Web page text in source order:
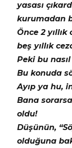
yasası
kurumadan
Önce 2 yıllık
beş yıllık
Peki bu
Bu konuda
Ayıp ya hu,
Bana
oldu!
Düşünün,
olduğuna